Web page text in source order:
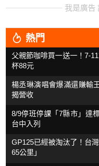
我是廣告
熱門
父親節咖啡買一送一！7-
杯88元
楊丞琳演唱會爆滿還賺輸
揭營收
8/9停班停課「7縣市」達
台中入列
GP125已經被淘汰了！台
65公里」